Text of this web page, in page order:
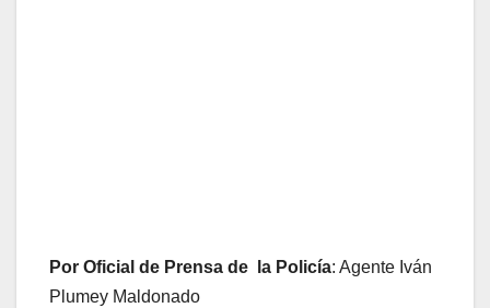
Por Oficial de Prensa de la Policía: Agente Iván
Plumey Maldonado